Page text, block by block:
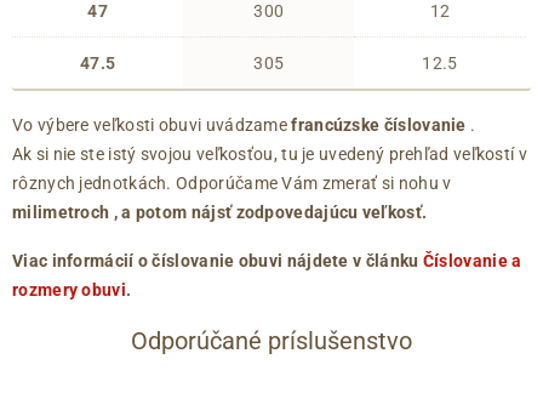
47
47.5
300
305
12
12.5
Vo výbere veľkosti obuvi uvádzamefrancúzske číslovanie .
Ak si nie ste istý svojou veľkosťou, tu je uvedený prehľad veľkostí v
rôznych jednotkách. Odporúčame Vám zmerať si nohu v
milimetroch , a potom nájsť zodpovedajúcu veľkosť.
Viac informácií o číslovanie obuvi nájdete v článku Číslovanie a
rozmery obuvi.
Odporúčané príslušenstvo